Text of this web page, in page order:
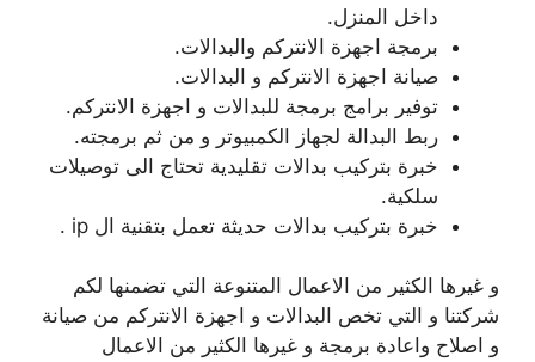
داخل المنزل.
برمجة اجهزة الانتركم والبدالات.
صيانة اجهزة الانتركم و البدالات.
توفير برامج برمجة للبدالات و اجهزة الانتركم.
ربط البدالة لجهاز الكمبيوتر و من ثم برمجته.
خبرة بتركيب بدالات تقليدية تحتاج الى توصيلات
سلكية.
خبرة بتركيب بدالات حديثة تعمل بتقنية ال ip .
و غيرها الكثير من الاعمال المتنوعة التي تضمنها لكم
شركتنا و التي تخص البدالات و اجهزة الانتركم من صيانة
و اصلاح واعادة برمجة و غيرها الكثير من الاعمال